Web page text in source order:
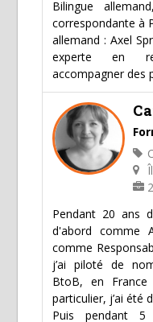
Bilingue
correspondante à
allemand : Axel
experte en
accompagner des
Pendant 20 ans
d'abord comme
comme
j’ai piloté de
BtoB, en
particulier, j’ai été
Puis pendant